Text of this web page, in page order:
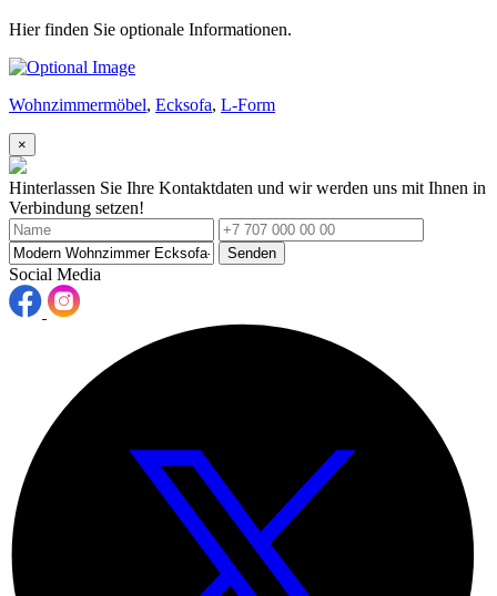
Hier finden Sie optionale Informationen.
Wohnzimmermöbel, Ecksofa, L-Form
×
Hinterlassen Sie Ihre Kontaktdaten und wir werden uns mit Ihnen in
Verbindung setzen!
Senden
Social Media